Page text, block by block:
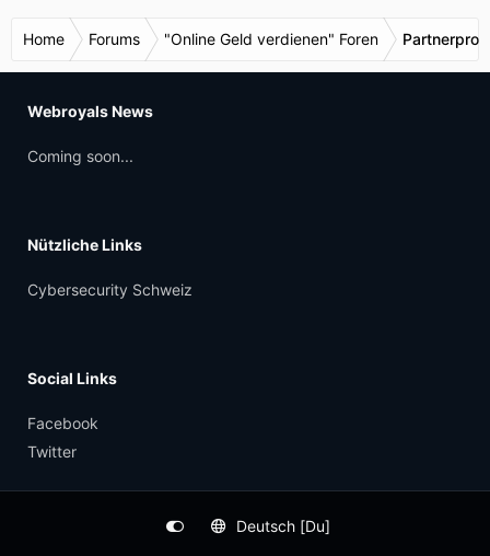
Home Forums "Online Geld verdienen" Foren
Webroyals News
Coming soon...
Nützliche Links
Cybersecurity Schweiz
Social Links
Facebook
Twitter
Deutsch [Du]